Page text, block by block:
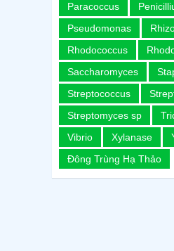
Paracoccus
Pseudomonas
Rhodococcus
Saccharomyces
Streptococcus
Streptomyces sp
Vibrio
Xylanase
Đông Trùng Hạ Thảo